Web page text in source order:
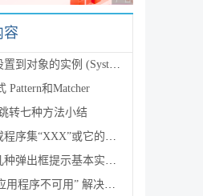
容
象的实例 (System.NullRef
Pattern和Matcher
转七种方法小结
或它的某一个依赖项。试图加载格
出框提示基本实现方法
程序不可用” 解决方法